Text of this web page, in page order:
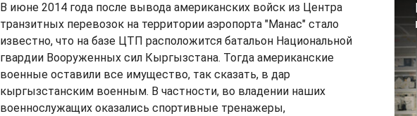
В июне 2014 года после вывода американских войск из Центра
транзитных перевозок на территории аэропорта "Манас" стало
известно, что на базе ЦТП расположится батальон Национальной
гвардии Вооруженных сил Кыргызстана. Тогда американские
военные оставили все имущество, так сказать, в дар
кыргызстанским военным. В частности, во владении наших
военнослужащих оказались спортивные тренажеры,